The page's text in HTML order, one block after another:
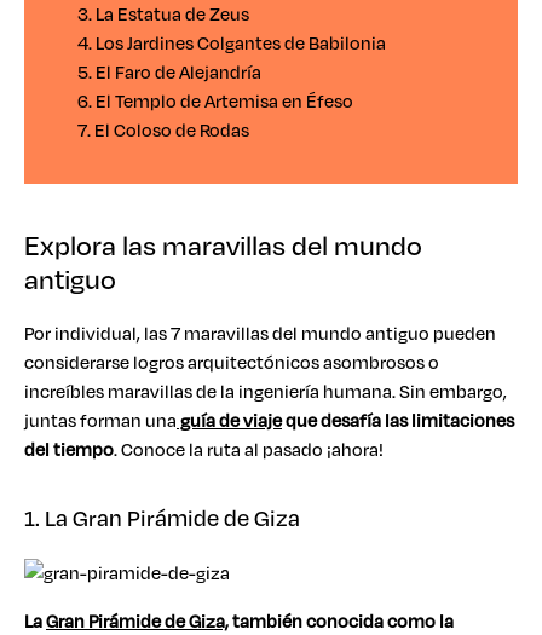
3. La Estatua de Zeus
4. Los Jardines Colgantes de Babilonia
5. El Faro de Alejandría
6. El Templo de Artemisa en Éfeso
7. El Coloso de Rodas
Explora las maravillas del mundo
antiguo
Por individual, las 7 maravillas del mundo antiguo pueden
considerarse logros arquitectónicos asombrosos o
increíbles maravillas de la ingeniería humana. Sin embargo,
juntas forman unaguía de viajeque desafía las limitaciones
del tiempo. Conoce la ruta al pasado ¡ahora!
1. La Gran Pirámide de Giza
LaGran Pirámide de Giza,también conocida como la